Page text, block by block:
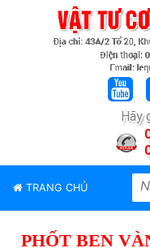
Hãy
TRANG CHỦ
PHẨM
HIỆU
TINPHỐT BEN